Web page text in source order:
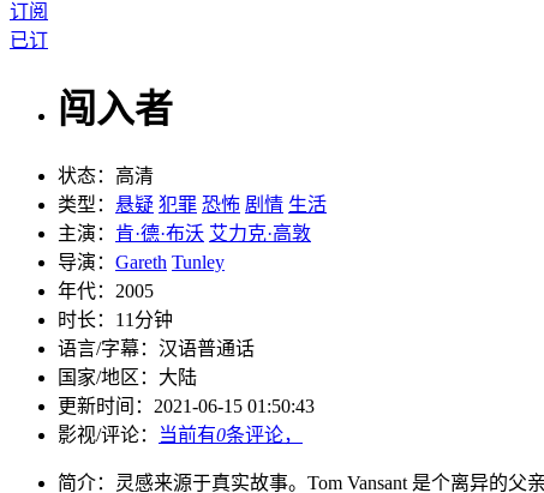
订阅
已订
闯入者
状态： 高清
类型： 悬疑 犯罪 恐怖 剧情 生活
主演： 肯·德·布沃 艾力克·高敦
导演： Gareth Tunley
年代： 2005
时长： 11分钟
语言/字幕： 汉语普通话
国家/地区： 大陆
更新时间： 2021-06-15 01:50:43
影视/评论：
当前有0条评论，
简介： 灵感来源于真实故事。Tom Vansant 是个离异的